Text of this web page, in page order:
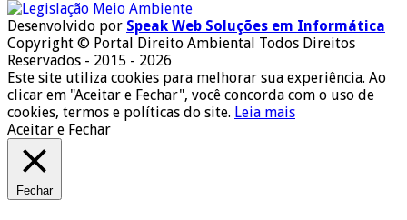
Desenvolvido por Speak Web Soluções em Informática
Copyright © Portal Direito Ambiental Todos Direitos
Reservados - 2015 - 2026
Este site utiliza cookies para melhorar sua experiência. Ao
clicar em "Aceitar e Fechar", você concorda com o uso de
cookies, termos e políticas do site. Leia mais
Aceitar e Fechar
Fechar